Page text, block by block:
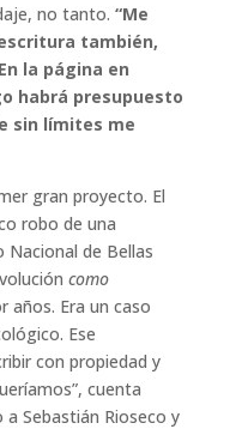
no tanto. “Me
también,
la página en
habrá presupuesto
sin límites me
gran proyecto. El
robo de una
Nacional de Bellas
como
años. Era un caso
Ese
con propiedad y
cuenta
Sebastián Rioseco y